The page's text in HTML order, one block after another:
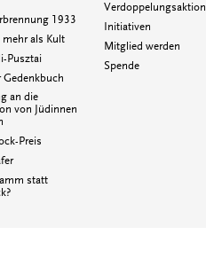
1933
mehr als Kult
Pusztai
Gedenkbuch
an die
von Jüdinnen
Preis
statt
Verdoppelungsaktion
Initiativen
Mitglied werden
Spende